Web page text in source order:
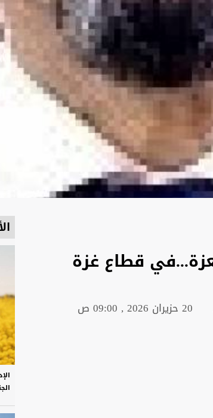
قطاع غزة
20 حزيران 2026 , 09:00 ص